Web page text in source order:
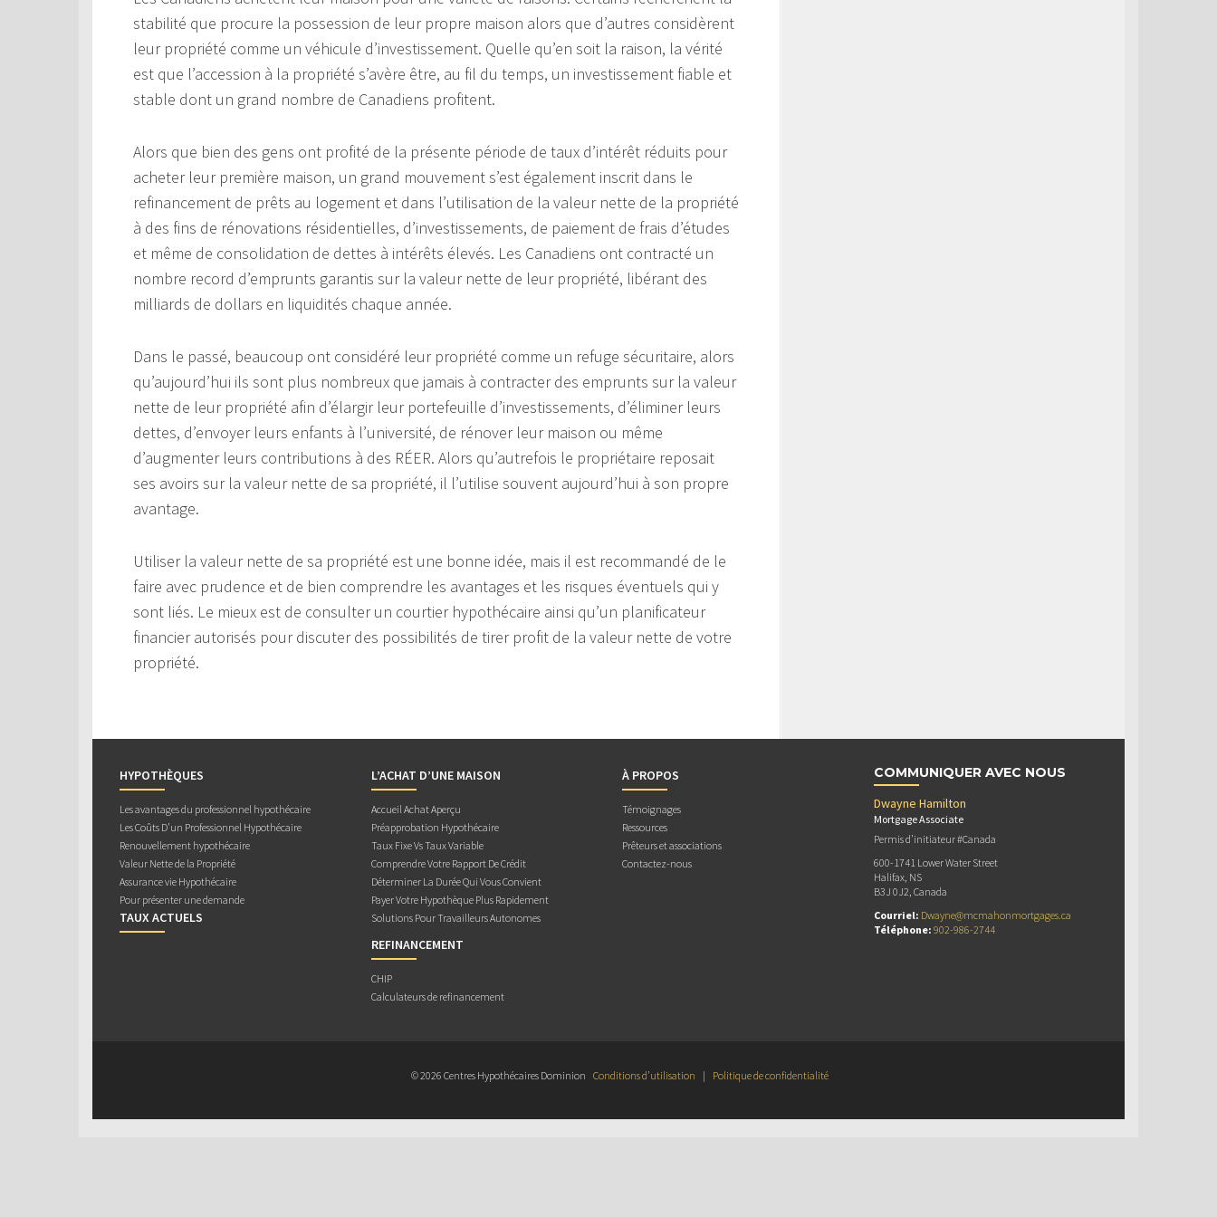
stabilité que procure la possession de leur propre maison alors que d’autres considèrent
leur propriété comme un véhicule d’investissement. Quelle qu’en soit la raison, la vérité
est que l’accession à la propriété s’avère être, au fil du temps, un investissement fiable et
stable dont un grand nombre de Canadiens profitent.
Alors que bien des gens ont profité de la présente période de taux d’intérêt réduits pour
acheter leur première maison, un grand mouvement s’est également inscrit dans le
refinancement de prêts au logement et dans l’utilisation de la valeur nette de la propriété
à des fins de rénovations résidentielles, d’investissements, de paiement de frais d’études
et même de consolidation de dettes à intérêts élevés. Les Canadiens ont contracté un
nombre record d’emprunts garantis sur la valeur nette de leur propriété, libérant des
milliards de dollars en liquidités chaque année.
Dans le passé, beaucoup ont considéré leur propriété comme un refuge sécuritaire, alors
qu’aujourd’hui ils sont plus nombreux que jamais à contracter des emprunts sur la valeur
nette de leur propriété afin d’élargir leur portefeuille d’investissements, d’éliminer leurs
dettes, d’envoyer leurs enfants à l’université, de rénover leur maison ou même
d’augmenter leurs contributions à des RÉER. Alors qu’autrefois le propriétaire reposait
ses avoirs sur la valeur nette de sa propriété, il l’utilise souvent aujourd’hui à son propre
avantage.
Utiliser la valeur nette de sa propriété est une bonne idée, mais il est recommandé de le
faire avec prudence et de bien comprendre les avantages et les risques éventuels qui y
sont liés. Le mieux est de consulter un courtier hypothécaire ainsi qu’un planificateur
financier autorisés pour discuter des possibilités de tirer profit de la valeur nette de votre
propriété.
HYPOTHÈQUES
Les avantages du professionnel hypothécaire
Les Coûts D’un Professionnel Hypothécaire
Renouvellement hypothécaire
Valeur Nette de la Propriété
Assurance vie Hypothécaire
Pour présenter une demande
TAUX ACTUELS
L’ACHAT D’UNE MAISON
Accueil Achat Aperçu
Préapprobation Hypothécaire
Taux Fixe Vs Taux Variable
Comprendre Votre Rapport De Crédit
Déterminer La Durée Qui Vous Convient
Payer Votre Hypothèque Plus Rapidement
Solutions Pour Travailleurs Autonomes
REFINANCEMENT
CHIP
Calculateurs de refinancement
À PROPOS
Témoignages
Ressources
Prêteurs et associations
Contactez-nous
COMMUNIQUER AVEC NOUS
Dwayne Hamilton
Mortgage Associate
Permis d’initiateur #Canada
600-1741 Lower Water Street
Halifax, NS
B3J 0J2, Canada
Courriel: Dwayne@mcmahonmortgages.ca
Téléphone: 902-986-2744
© 2026 Centres Hypothécaires Dominion Conditions d’utilisation | Politique de confidentialité